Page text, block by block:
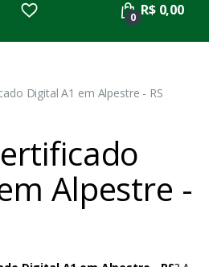
0 R$ 0,00
Digital A1 em Alpestre - RS
Alpestre -